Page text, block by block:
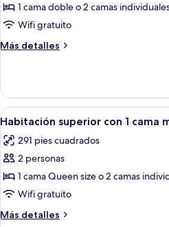
Habitación
estándar
con
matrimonial
o
2
individuales
1 cama doble o 2 camas
Wifi gratuito
Más detalles
Más
estándar
con
1
matrimonial
o
individuales
Abrir
todas
las
fotos
de
Habitación
superior
6
Habitación superior con 1 cama
291 pies cuadrados
2 personas
1 cama Queen size o 2 camas
Wifi gratuito
Más detalles
Más